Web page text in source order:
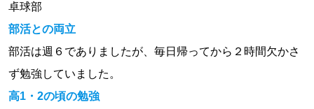
卓球部
部活との両立
部活は週６でありましたが、毎日帰ってから２時間欠かさ
ず勉強していました。
高1・2の頃の勉強